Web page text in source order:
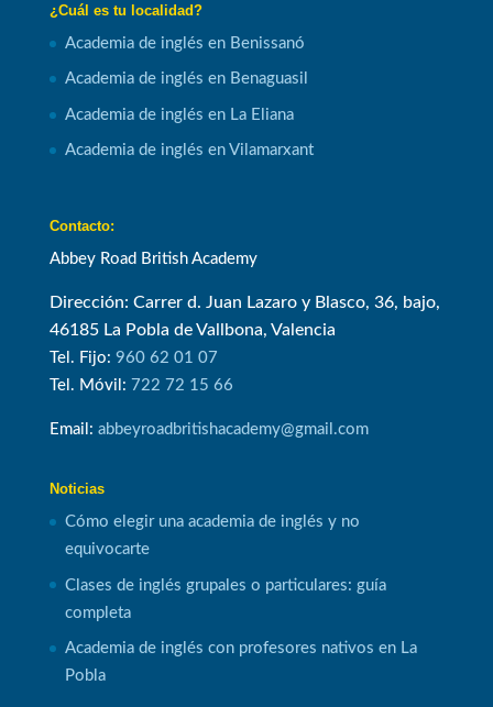
¿Cuál es tu localidad?
Academia de inglés en Benissanó
Academia de inglés en Benaguasil
Academia de inglés en La Eliana
Academia de inglés en Vilamarxant
Contacto:
Abbey Road British Academy
Dirección: Carrer d. Juan Lazaro y Blasco, 36, bajo,
46185 La Pobla de Vallbona, Valencia
Tel. Fijo: 960 62 01 07
Tel. Móvil: 722 72 15 66
Email: abbeyroadbritishacademy@gmail.com
Noticias
Cómo elegir una academia de inglés y no
equivocarte
Clases de inglés grupales o particulares: guía
completa
Academia de inglés con profesores nativos en La
Pobla